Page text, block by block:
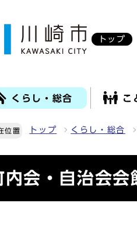
トップ
くらし・総合 こ
位置 トップ くらし・総合
内会・自治会